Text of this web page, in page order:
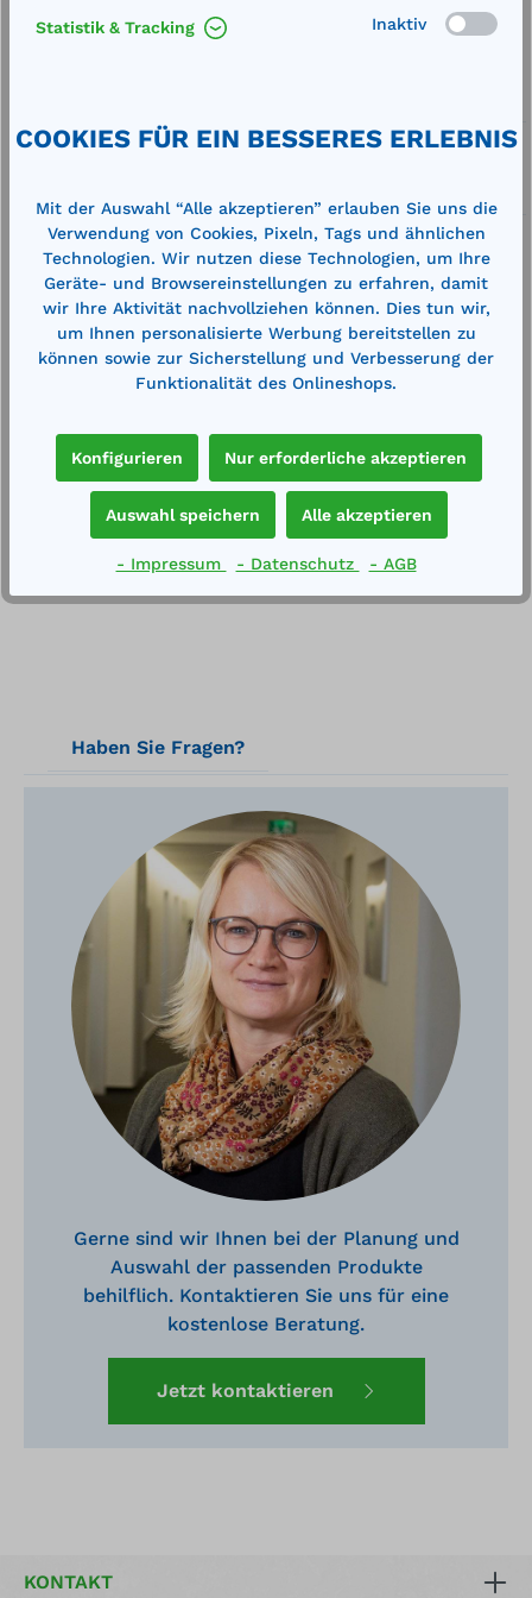
Lieferung frei Haus
Beschreibung
Außenmaße (BxTxH): 890 x 660 x 2130
elektr. Leistung: 3500 W (16 A)Betriebsspan…
Mehr
Technische Daten
Haben Sie Fragen?
Gerne sind wir Ihnen bei der Planung und
Auswahl der passenden Produkte
behilflich. Kontaktieren Sie uns für eine
kostenlose Beratung.
Jetzt kontaktieren
KONTAKT
Statistik & Tracking Inaktiv
COOKIES FÜR EIN BESSERES ERLEBNIS
Mit der Auswahl “Alle akzeptieren” erlauben Sie uns die
Verwendung von Cookies, Pixeln, Tags und ähnlichen
Technologien. Wir nutzen diese Technologien, um Ihre
Geräte- und Browsereinstellungen zu erfahren, damit
wir Ihre Aktivität nachvollziehen können. Dies tun wir,
um Ihnen personalisierte Werbung bereitstellen zu
können sowie zur Sicherstellung und Verbesserung der
Funktionalität des Onlineshops.
Konfigurieren Nur erforderliche akzeptieren
Auswahl speichern Alle akzeptieren
- Impressum - Datenschutz - AGB